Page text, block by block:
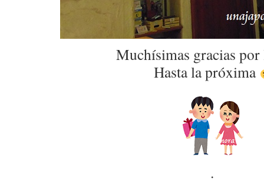
Muchísimas gracias por
Hasta la próxima
.